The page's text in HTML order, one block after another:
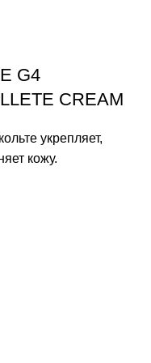
G4
CREAM
укрепляет,
кожу.